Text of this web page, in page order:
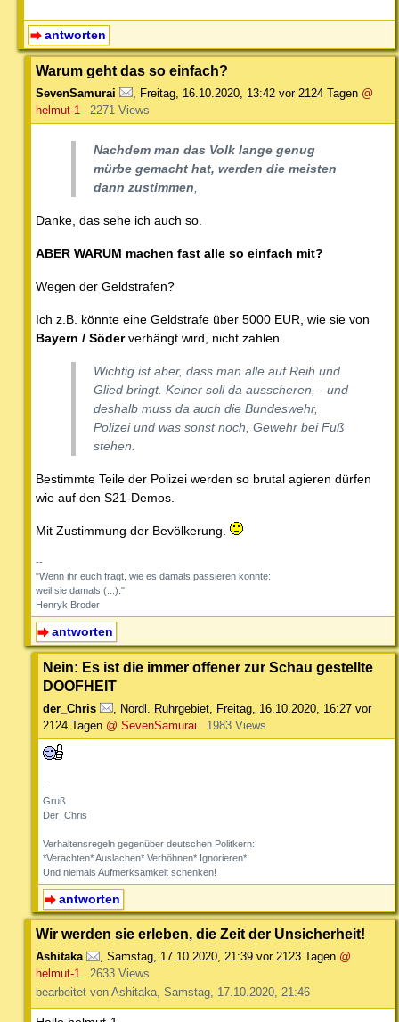
antworten
Warum geht das so einfach?
SevenSamurai Freitag, 16.10.2020, 13:42 vor 2124 Tagen @
helmut-1
2271 Views
Nachdem man das Volk lange genug
mürbe gemacht hat, werden die meisten
dann zustimmen
Danke, das sehe ich auch so.
ABER WARUM machen fast alle so einfach mit?
Wegen der Geldstrafen?
Ich z.B. könnte eine Geldstrafe über 5000 EUR, wie sie von
Bayern / Söderverhängt wird, nicht zahlen.
Wichtig ist aber, dass man alle auf Reih und
Glied bringt. Keiner soll da ausscheren, - und
deshalb muss da auch die Bundeswehr,
Polizei und was sonst noch, Gewehr bei Fuß
stehen.
Bestimmte Teile der Polizei werden so brutal agieren dürfen
wie auf den S21-Demos.
Mit Zustimmung der Bevölkerung.
--
"Wenn ihr euch fragt, wie es damals passieren konnte:
weil sie damals (...)."
Henryk Broder
antworten
Nein: Es ist die immer offener zur Schau gestellte
DOOFHEIT
der_Chris Nördl. Ruhrgebiet Freitag, 16.10.2020, 16:27 vor
2124 Tagen @ SevenSamurai 1983 Views
--
Gruß
Der_Chris
Verhaltensregeln gegenüber deutschen Politkern:
*Verachten* Auslachen* Verhöhnen* Ignorieren*
Und niemals Aufmerksamkeit schenken!
antworten
Wir werden sie erleben, die Zeit der Unsicherheit!
Ashitaka , Samstag, 17.10.2020, 21:39 vor 2123 Tagen @
helmut-1
2633 Views
bearbeitet von Ashitaka, Samstag, 17.10.2020, 21:46